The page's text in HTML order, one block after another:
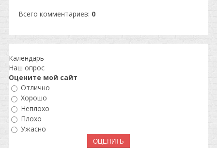
Всего комментариев: 0
Календарь
Наш опрос
Оцените мой сайт
Отлично
Хорошо
Неплохо
Плохо
Ужасно